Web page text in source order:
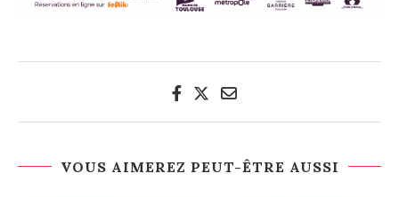
VOUS AIMEREZ PEUT-ÊTRE AUSSI